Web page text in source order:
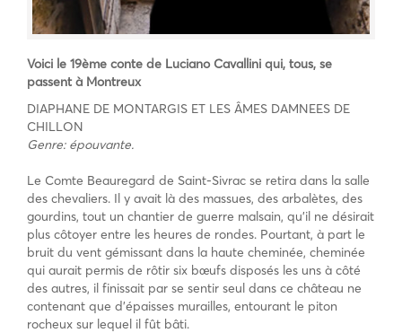
Voici le 19ème conte de Luciano Cavallini qui, tous, se
passent à Montreux
DIAPHANE DE MONTARGIS ET LES ÂMES DAMNEES DE
CHILLON
Genre: épouvante.
Le Comte Beauregard de Saint-Sivrac se retira dans la salle
des chevaliers. Il y avait là des massues, des arbalètes, des
gourdins, tout un chantier de guerre malsain, qu’il ne désirait
plus côtoyer entre les heures de rondes. Pourtant, à part le
bruit du vent gémissant dans la haute cheminée, cheminée
qui aurait permis de rôtir six bœufs disposés les uns à côté
des autres, il finissait par se sentir seul dans ce château ne
contenant que d’épaisses murailles, entourant le piton
rocheux sur lequel il fût bâti.